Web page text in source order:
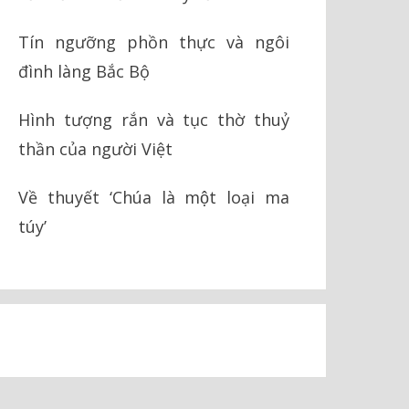
Tín ngưỡng phồn thực và ngôi
đình làng Bắc Bộ
Hình tượng rắn và tục thờ thuỷ
thần của người Việt
Về thuyết ‘Chúa là một loại ma
túy’